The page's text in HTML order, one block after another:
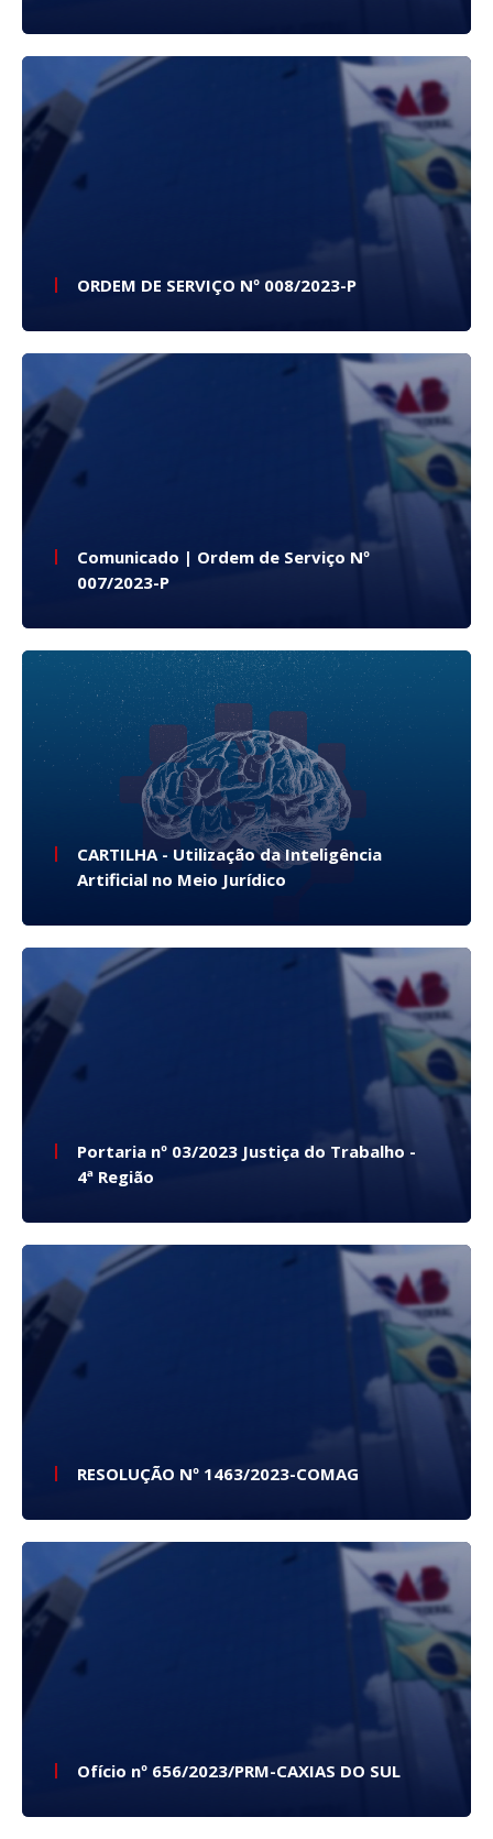
ORDEM DE SERVIÇO Nº 008/2023-P
Comunicado | Ordem de Serviço Nº
007/2023-P
CARTILHA - Utilização da Inteligência
Artificial no Meio Jurídico
Portaria nº 03/2023 Justiça do Trabalho -
4ª Região
RESOLUÇÃO Nº 1463/2023-COMAG
Ofício nº 656/2023/PRM-CAXIAS DO SUL